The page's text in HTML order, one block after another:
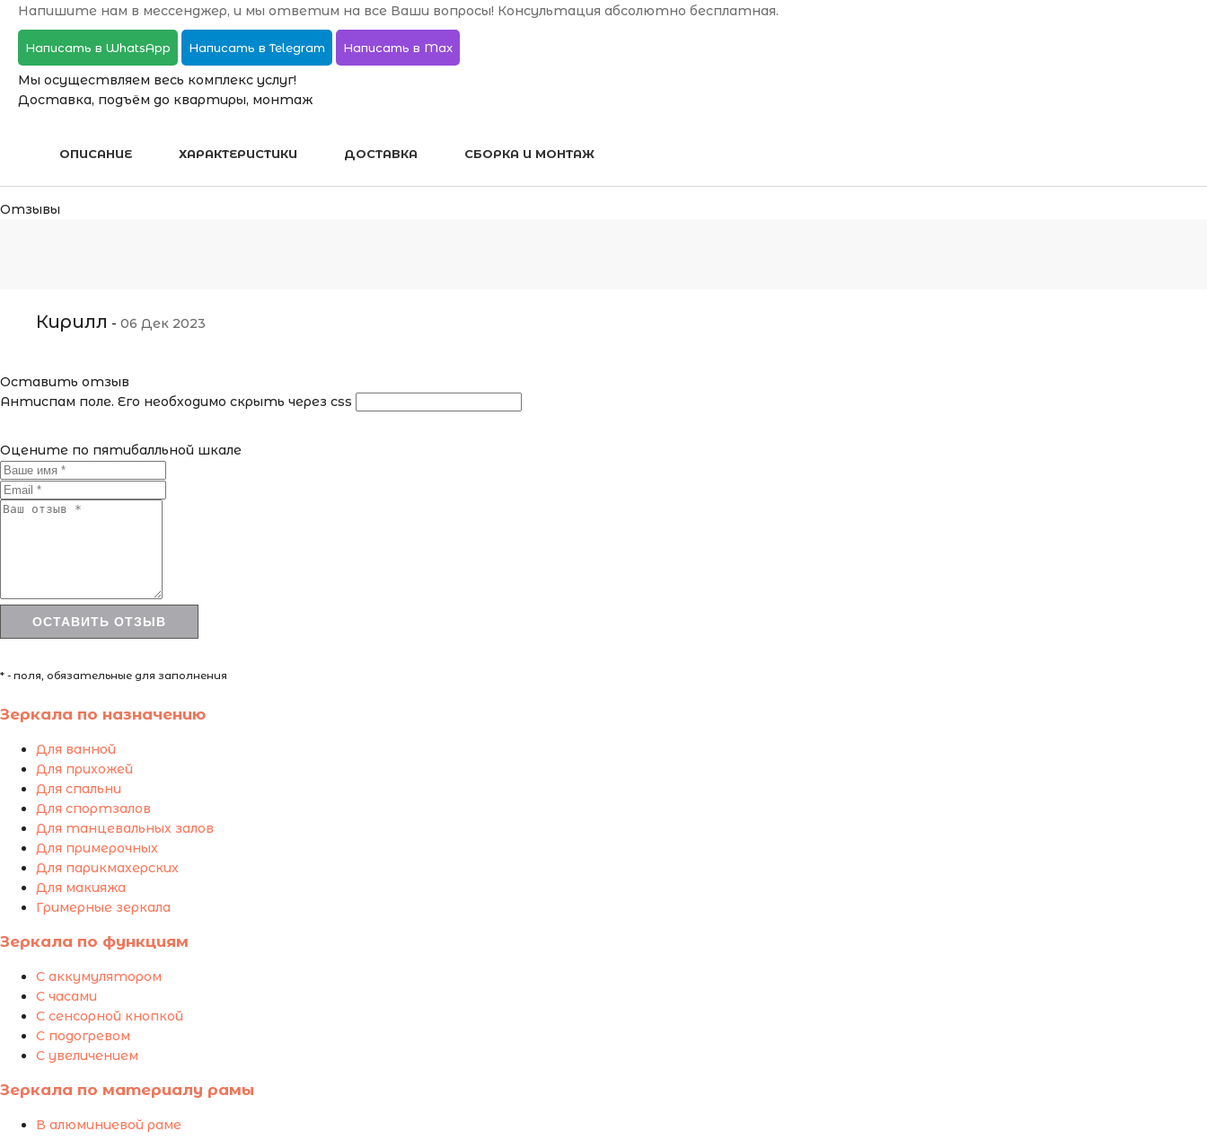
Напишите нам в мессенджер, и мы ответим на все Ваши вопросы! Консультация абсолютно бесплатная.
Написать в WhatsApp Написать в Telegram Написать в Max
Мы осуществляем весь комплекс услуг!
Доставка, подъём до квартиры, монтаж
ОПИСАНИЕ ХАРАКТЕРИСТИКИ ДОСТАВКА СБОРКА И МОНТАЖ
Отзывы
Кирилл - 06 Дек 2023
Оставить отзыв
Антиспам поле. Его необходимо скрыть через css
Оцените по пятибалльной шкале
* - поля, обязательные для заполнения
Зеркала по назначению
Для ванной
Для прихожей
Для спальни
Для спортзалов
Для танцевальных залов
Для примерочных
Для парикмахерских
Для макияжа
Гримерные зеркала
Зеркала по функциям
С аккумулятором
С часами
С сенсорной кнопкой
С подогревом
С увеличением
Зеркала по материалу рамы
В алюминиевой раме